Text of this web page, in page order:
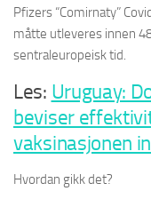
Pfizers “Comirnaty”
måtte utleveres innen
sentraleuropeisk tid.
Les: Uruguay:
beviser
vaksinasjonen
Hvordan gikk det?